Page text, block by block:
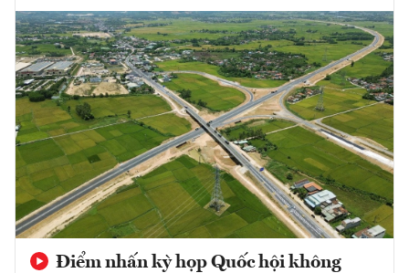
Điểm nhấn kỳ họp Quốc hội không